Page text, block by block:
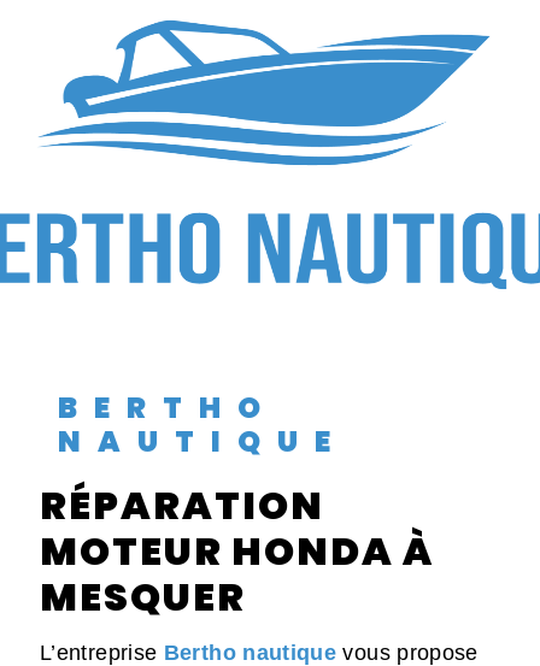
BERTHO
NAUTIQUE
RÉPARATION
MOTEUR HONDA À
MESQUER
L’entreprise Bertho nautique vous propose